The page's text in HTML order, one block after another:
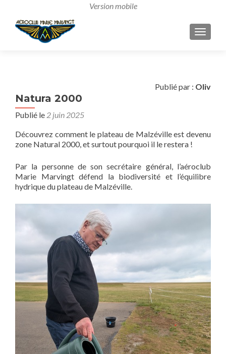
Publié par : Oliv
Natura 2000
Publié le 2 juin 2025
Découvrez comment le plateau de Malzéville est devenu
zone Natural 2000, et surtout pourquoi il le restera !
Par la personne de son secrétaire général, l’aéroclub
Marie Marvingt défend la biodiversité et l’équilibre
hydrique du plateau de Malzéville.